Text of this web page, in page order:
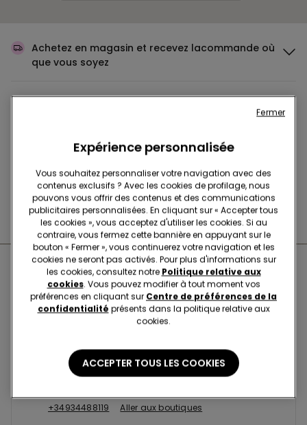
Achetez en magasin et recevez lacommande où
que vous soyez
votre commande
Changer l'articleen magasin
Boutiques proches de chez
vous
L'HOSPITALET C/COLLBLANC 23
Calle de Collblanc,23 08903
+34934488119
Aller aux boutiques
Expérience personnalisée
Vous souhaitez personnaliser votre navigation avec des
contenus exclusifs ? Avec les cookies de profilage, nous
pouvons vous offrir des contenus et des communications
publicitaires personnalisées. En cliquant sur « Accepter tous
les cookies », vous acceptez d'utiliser les cookies. Si au
contraire, vous fermez cette bannière en appuyant sur le
bouton « Fermer », vous continuerez votre navigation et les
cookies ne seront pas activés. Pour plus d'informations sur
les cookies, consultez notre Politique relative aux
cookies. Vous pouvez modifier à tout moment vos
préférences en cliquant sur Centre de préférences de la
confidentialité présents dans la politique relative aux
cookies.
ACCEPTER TOUS LES COOKIES
Fermer